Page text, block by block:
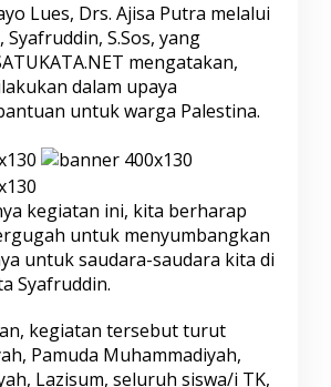
G
e
l
a
r
L
n
g
M
a
r
c
h
d
n
O
r
Lues, Drs. Ajisa Putra melalui
S.Sos, yang
mengatakan,
dalam upaya
untuk warga Palestina.
kegiatan ini, kita berharap
untuk menyumbangkan
untuk saudara-saudara kita di
Syafruddin.
kegiatan tersebut turut
Pamuda Muhammadiyah,
Lazisum, seluruh siswa/i TK,